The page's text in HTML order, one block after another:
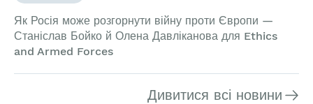
Як Росія може розгорнути війну проти Європи —
Станіслав Бойко й Олена Давліканова для Ethics
and Armed Forces
Дивитися всі новини